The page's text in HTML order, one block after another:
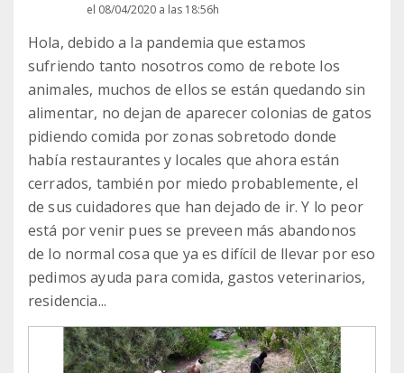
el 08/04/2020 a las 18:56h
Hola, debido a la pandemia que estamos
sufriendo tanto nosotros como de rebote los
animales, muchos de ellos se están quedando sin
alimentar, no dejan de aparecer colonias de gatos
pidiendo comida por zonas sobretodo donde
había restaurantes y locales que ahora están
cerrados, también por miedo probablemente, el
de sus cuidadores que han dejado de ir. Y lo peor
está por venir pues se preveen más abandonos
de lo normal cosa que ya es difícil de llevar por eso
pedimos ayuda para comida, gastos veterinarios,
residencia...